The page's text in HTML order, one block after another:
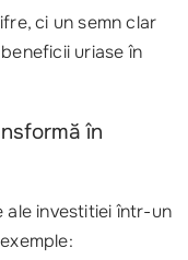
ci un semn clar
uriase în
în
ale investitiei într-un